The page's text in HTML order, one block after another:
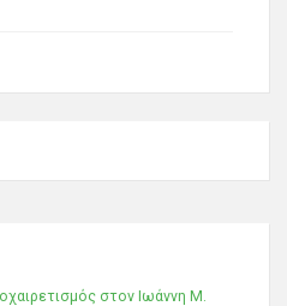
στον Ιωάννη Μ.